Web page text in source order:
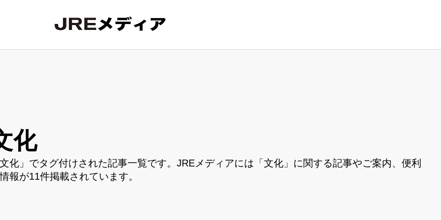
化
化」でタグ付けされた記事一覧です。JREメディアには「文化」に関する記事やご案内、便利
報が11件掲載されています。